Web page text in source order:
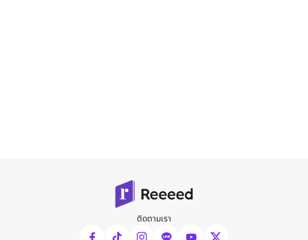
ติดตามเรา